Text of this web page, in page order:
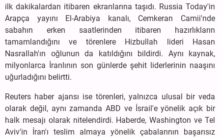
ilk dakikalardan itibaren ekranlarına taşıdı. Russia Today'in
Arapça yayını El-Arabiya kanalı, Cemkeran Camii'nde
sabahın erken saatlerinden itibaren hazırlıkların
tamamlandığını ve törenlere Hizbullah lideri Hasan
Nasrallah'ın oğlunun da katıldığını bildirdi. Aynı kaynak,
milyonlarca İranlının son günlerde şehit liderlerinin naaşını
uğurladığını belirtti.
Reuters haber ajansı ise törenleri, yalnızca ulusal bir veda
olarak değil, aynı zamanda ABD ve İsrail'e yönelik açık bir
halk mesajı olarak nitelendirdi. Haberde, Washington ve Tel
Aviv'in İran'ı teslim almaya yönelik çabalarının başarısız